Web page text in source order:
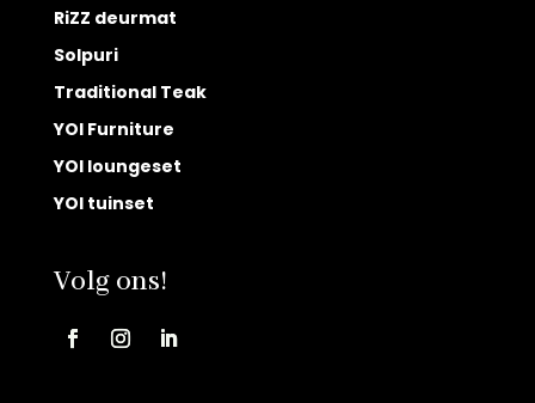
RiZZ deurmat
Solpuri
Traditional Teak
YOI Furniture
YOI loungeset
YOI tuinset
Volg ons!